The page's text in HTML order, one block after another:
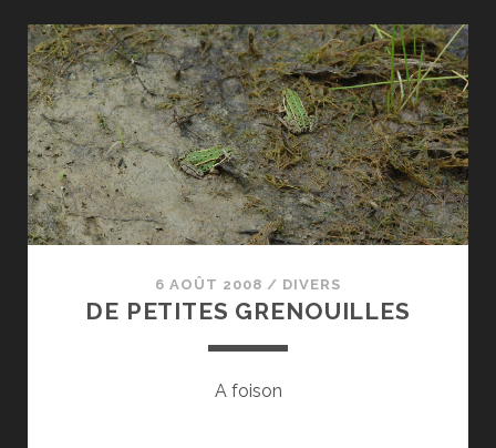
6 AOÛT 2008 / DIVERS
DE PETITES GRENOUILLES
A foison